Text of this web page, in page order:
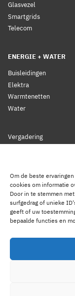
Om de beste
cookies om informatie
Door in te stemmen
surfgedrag of unieke
geeft of uw
bepaalde functies en
Glasvezel
Smartgrids
Telecom
ENERGIE + WATER
Buisleidingen
Elektra
Warmtenetten
Water
Vergadering
Bestuur
Leden
Voorwaarden
Reglement
Statuten
Privacy Statement